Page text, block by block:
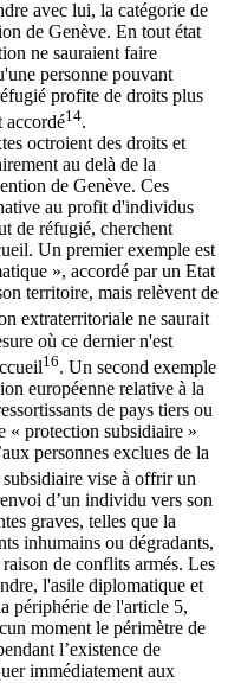
avec lui, la catégorie de
de Genève. En tout état
ne sauraient faire
personne pouvant
profite de droits plus
accordé14.
octroient des droits et
au delà de la
de Genève. Ces
au profit d'individus
de réfugié, cherchent
Un premier exemple est
», accordé par un Etat
territoire, mais relèvent de
extraterritoriale ne saurait
où ce dernier n'est
16. Un second exemple
européenne relative à la
de pays tiers ou
« protection subsidiaire »
personnes exclues de la
vise à offrir un
d’un individu vers son
graves, telles que la
inhumains ou dégradants,
de conflits armés. Les
l'asile diplomatique et
périphérie de l'article 5,
moment le périmètre de
l’existence de
immédiatement aux